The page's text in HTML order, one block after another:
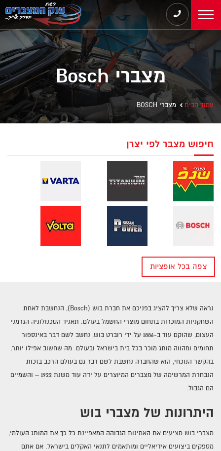
מצברי Bosch
עמוד הבית מצברי BOSCH
חיפוש מצבר לפי יצרן
חיפוש מצבר לפי יצרן של רכב
צפה בכל אופציות
נראה שלא צריך להציג בפניכם את חברת בוש (Bosch)
, הנחשבת לאחת
השחקניות המוכרות בתחום מוצרי החשמל בעולם. תאגיד הטכנולוגיה הגרמני
העצום, שהוקם עוד ב-1886 על ידי רוברט בוש, נחשב לשם דבר באינספור
תחומים ומהווה מותג מוכר בכל בית בישראל ובעולם. מה שחשוב אפילו יותר,
בהקשר הנוכחי, הוא שהחברה נחשבת לשם דבר גם בעולם הרכב בזכות
הנבחרת המרשימה של מצברים
המיוצרים על ידה עוד משנת 1922 – והשמיים
הם הגבול.
היתרונות של מצברי בוש
מצברי בוש מציעים את האמינות הגבוהה המאפיינת כל כך את המותג העולמי,
מספקים ביצועים אידיאליים ומותאמים לתנאי האקלים בישראל. אם אתם